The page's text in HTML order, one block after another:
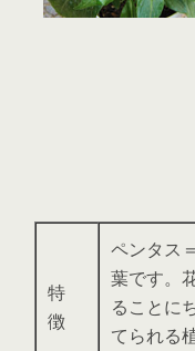
特
徴
ペンタス
葉です。
ることに
てられる